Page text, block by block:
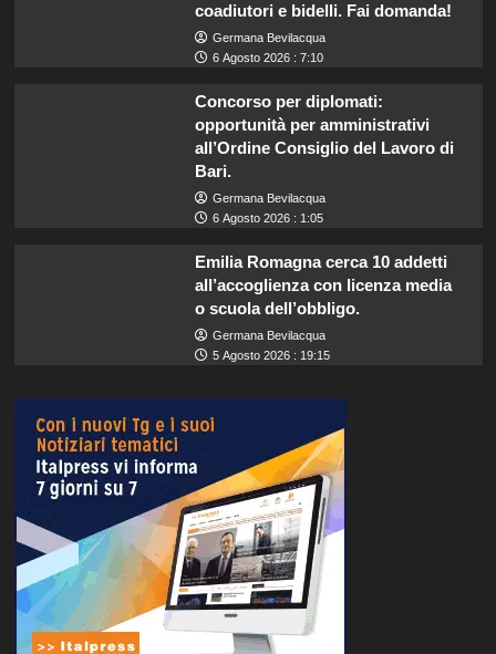
coadiutori e bidelli. Fai domanda!
Germana Bevilacqua
6 Agosto 2026 : 7:10
Concorso per diplomati:
opportunità per amministrativi
all’Ordine Consiglio del Lavoro di
Bari.
Germana Bevilacqua
6 Agosto 2026 : 1:05
Emilia Romagna cerca 10 addetti
all’accoglienza con licenza media
o scuola dell’obbligo.
Germana Bevilacqua
5 Agosto 2026 : 19:15